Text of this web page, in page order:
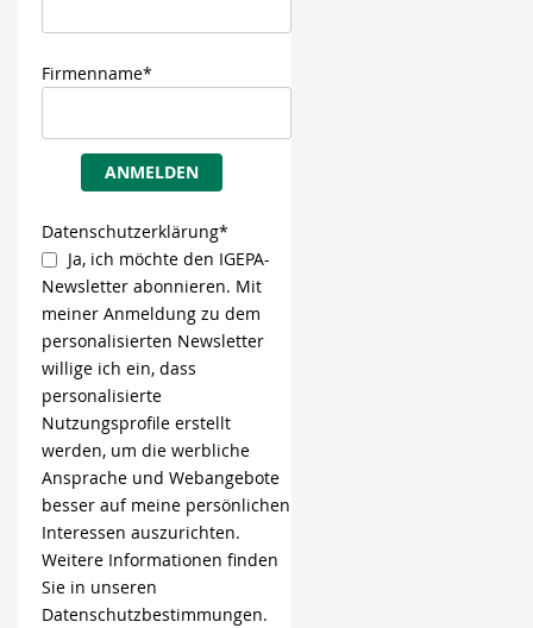
Firmenname*
ANMELDEN
Datenschutzerklärung*
Ja, ich möchte den IGEPA-
Newsletter abonnieren. Mit
meiner Anmeldung zu dem
personalisierten Newsletter
willige ich ein, dass
personalisierte
Nutzungsprofile erstellt
werden, um die werbliche
Ansprache und Webangebote
besser auf meine persönlichen
Interessen auszurichten.
Weitere Informationen finden
Sie in unseren
Datenschutzbestimmungen.